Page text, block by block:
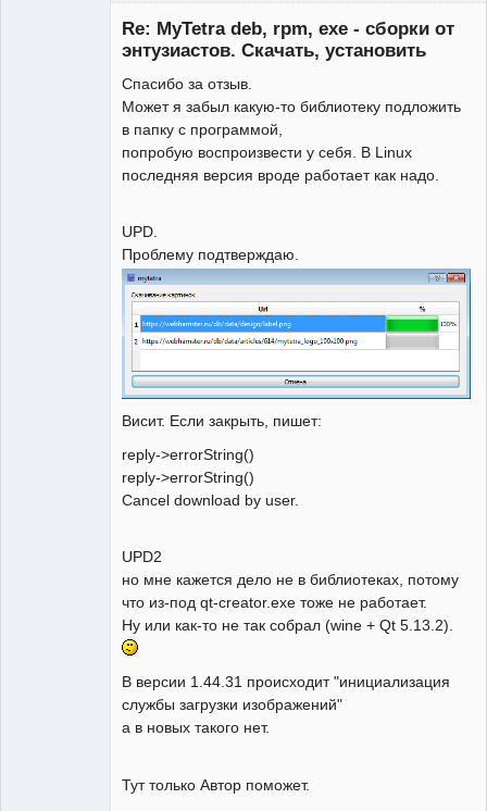
Re: MyTetra deb, rpm, exe - сборки от
энтузиастов. Скачать, установить
Спасибо за отзыв.
Может я забыл какую-то библиотеку подложить
в папку с программой,
попробую воспроизвести у себя. В Linux
последняя версия вроде работает как надо.
UPD.
Проблему подтверждаю.
Висит. Если закрыть, пишет:
reply->errorString()
reply->errorString()
Cancel download by user.
UPD2
но мне кажется дело не в библиотеках, потому
что из-под qt-creator.exe тоже не работает.
Ну или как-то не так собрал (wine + Qt 5.13.2).
В версии 1.44.31 происходит "инициализация
службы загрузки изображений"
а в новых такого нет.
Тут только Автор поможет.